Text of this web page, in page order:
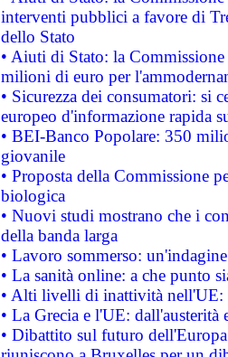
interventi pubblici a favore di
dello Stato
• Aiuti di Stato: la
milioni di euro per
• Sicurezza dei consumatori: si
europeo d'informazione rapida
• BEI-Banco Popolare: 350
giovanile
• Proposta della Commissione
biologica
• Nuovi studi mostrano che i
della banda larga
• Lavoro sommerso:
• La sanità online: a che punto
• Alti livelli di inattività nell'UE:
• La Grecia e l'UE: dall'austerità
• Dibattito sul futuro